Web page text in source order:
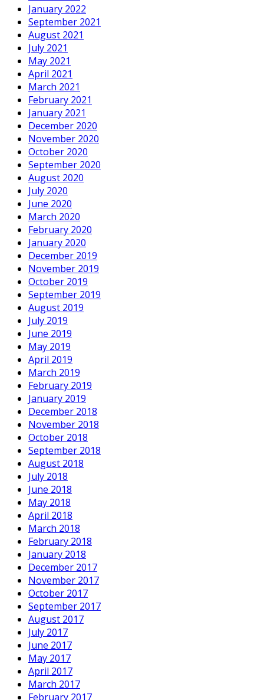
January 2022
September 2021
August 2021
July 2021
May 2021
April 2021
March 2021
February 2021
January 2021
December 2020
November 2020
October 2020
September 2020
August 2020
July 2020
June 2020
March 2020
February 2020
January 2020
December 2019
November 2019
October 2019
September 2019
August 2019
July 2019
June 2019
May 2019
April 2019
March 2019
February 2019
January 2019
December 2018
November 2018
October 2018
September 2018
August 2018
July 2018
June 2018
May 2018
April 2018
March 2018
February 2018
January 2018
December 2017
November 2017
October 2017
September 2017
August 2017
July 2017
June 2017
May 2017
April 2017
March 2017
February 2017